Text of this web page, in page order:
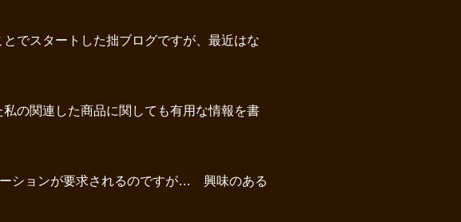
でスタートした拙ブログですが、最近はな
の関連した商品に関しても有用な情報を書
ーションが要求されるのですが… 興味のある